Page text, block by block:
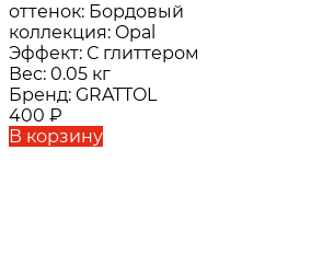
оттенок: Бордовый
коллекция: Opal
Эффект: С глиттером
Вес: 0.05 кг
Бренд: GRATTOL
400 ₽
В корзину